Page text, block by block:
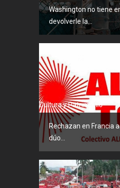
Washington no tiene
devolverle la...
Cultura y Patrimonio
Rechazan en Francia
dúo...